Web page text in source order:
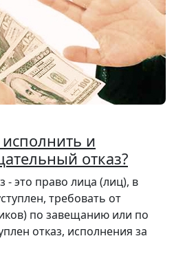
и
отказ?
- это право лица (лиц), в
требовать от
по завещанию или по
отказ, исполнения за